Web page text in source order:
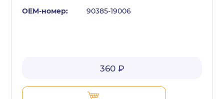
90385-19006
360 ₽